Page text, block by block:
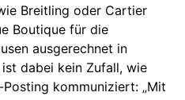
Breitling oder Cartier
Boutique für die
ausgerechnet in
dabei kein Zufall, wie
kommuniziert: „Mit